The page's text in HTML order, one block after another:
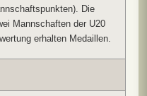
Die
Mannschaften der U20
erhalten Medaillen.